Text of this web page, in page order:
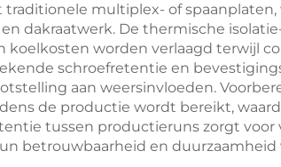
multiplex- of
dakraatwerk. De thermische
koelkosten worden verlaagd terwijl
schroefretentie en
aan weersinvloeden.
de productie wordt bereikt,
tussen productieruns zorgt
betrouwbaarheid en duurzaamheid